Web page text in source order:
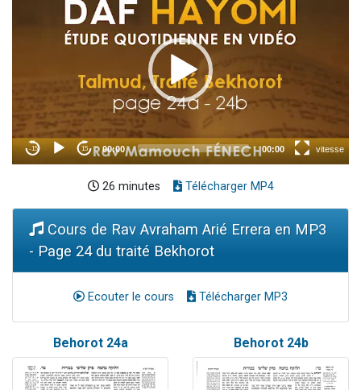
26 minutes Télécharger MP4
Cours de Rav Avraham Arié Errera en MP3
- Page 24 du traité Bekhorot
Ecouter le cours Télécharger MP3
Behorot 24a Behorot 24b